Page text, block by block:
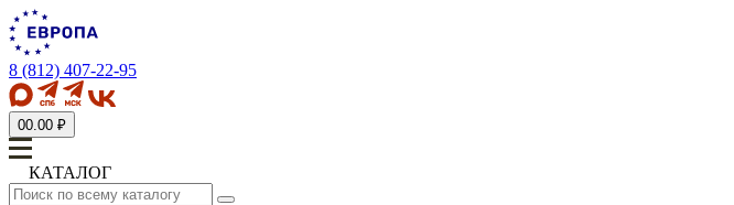
8 (812) 407-22-95
00.00 ₽
КАТАЛОГ